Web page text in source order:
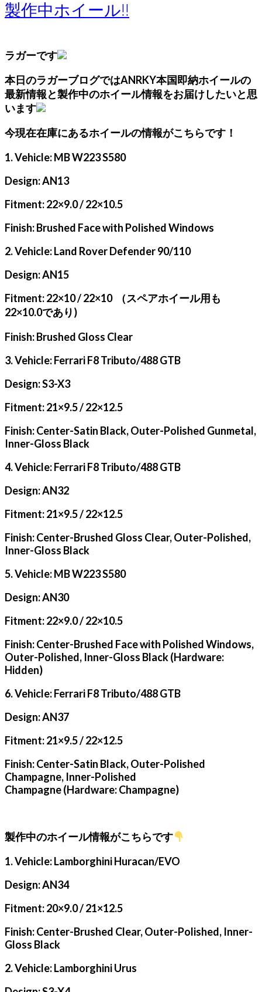
製作中ホイール!!
ラガーです
本日のラガーブログではANRKY本国即納ホイールの
最新情報と製作中のホイール情報をお届けしたいと思
います
今現在在庫にあるホイールの情報がこちらです！
1. Vehicle: MB W223 S580
Design: AN13
Fitment: 22×9.0 / 22×10.5
Finish: Brushed Face with Polished Windows
2. Vehicle: Land Rover Defender 90/110
Design: AN15
Fitment: 22×10 / 22×10 （スペアホイール用も
22×10.0であり)
Finish: Brushed Gloss Clear
3. Vehicle: Ferrari F8 Tributo/488 GTB
Design: S3-X3
Fitment: 21×9.5 / 22×12.5
Finish: Center-Satin Black, Outer-Polished Gunmetal,
Inner-Gloss Black
4. Vehicle: Ferrari F8 Tributo/488 GTB
Design: AN32
Fitment: 21×9.5 / 22×12.5
Finish: Center-Brushed Gloss Clear, Outer-Polished,
Inner-Gloss Black
5. Vehicle: MB W223 S580
Design: AN30
Fitment: 22×9.0 / 22×10.5
Finish: Center-Brushed Face with Polished Windows,
Outer-Polished, Inner-Gloss Black (Hardware:
Hidden)
6. Vehicle: Ferrari F8 Tributo/488 GTB
Design: AN37
Fitment: 21×9.5 / 22×12.5
Finish: Center-Satin Black, Outer-Polished
Champagne, Inner-Polished
Champagne (Hardware: Champagne)
製作中のホイール情報がこちらです
1. Vehicle: Lamborghini Huracan/EVO
Design: AN34
Fitment: 20×9.0 / 21×12.5
Finish: Center-Brushed Clear, Outer-Polished, Inner-
Gloss Black
2. Vehicle: Lamborghini Urus